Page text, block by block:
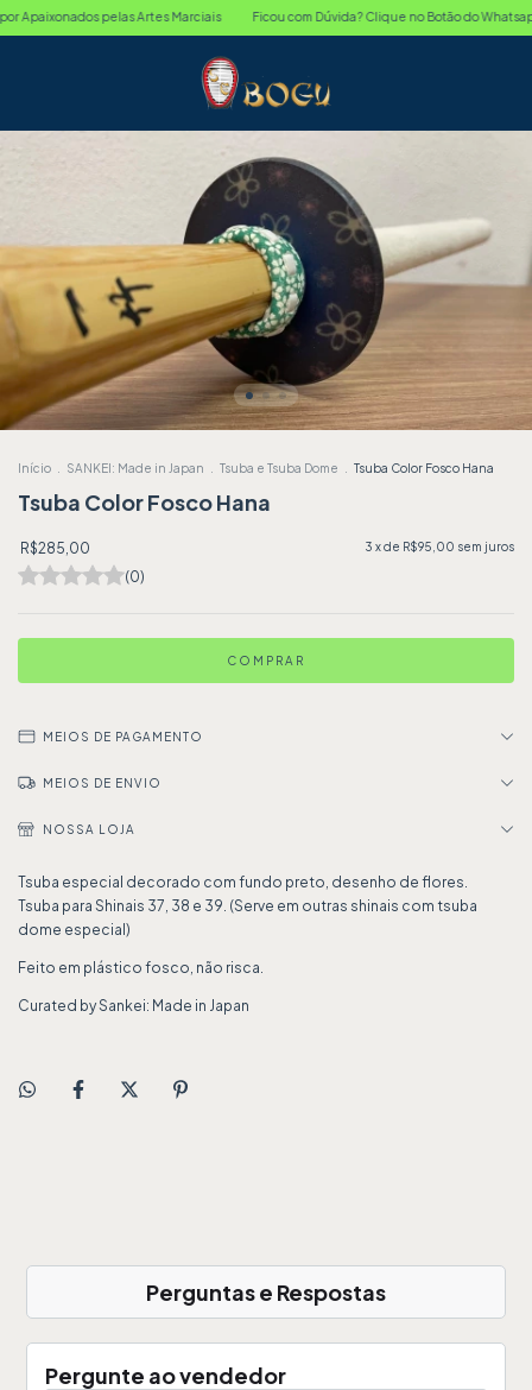
pelas Artes Marciais Ficou com Dúvida? Clique no Botão do Whatsapp
Início SANKEI: Made in Japan Tsuba e Tsuba Dome Tsuba Color Fosco Hana
Tsuba Color Fosco Hana
R$285,00 3 x de R$95,00 sem juros
(0)
MEIOS DE PAGAMENTO
MEIOS DE ENVIO
NOSSA LOJA
Tsuba especial decorado com fundo preto, desenho de flores.
Tsuba para Shinais 37, 38 e 39. (Serve em outras shinais com tsuba
dome especial)
Feito em plástico fosco, não risca.
Curated by Sankei: Made in Japan
Perguntas e Respostas
Pergunte ao vendedor